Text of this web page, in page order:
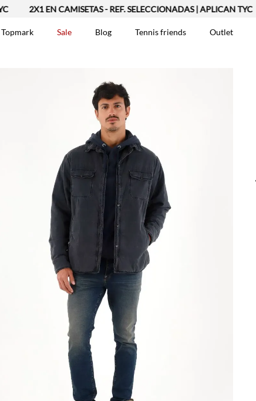
2X1 EN CAMISETAS - REF. SELECCIONADAS | APLICAN TYC
Topmark Sale Blog Tennis friends Outlet